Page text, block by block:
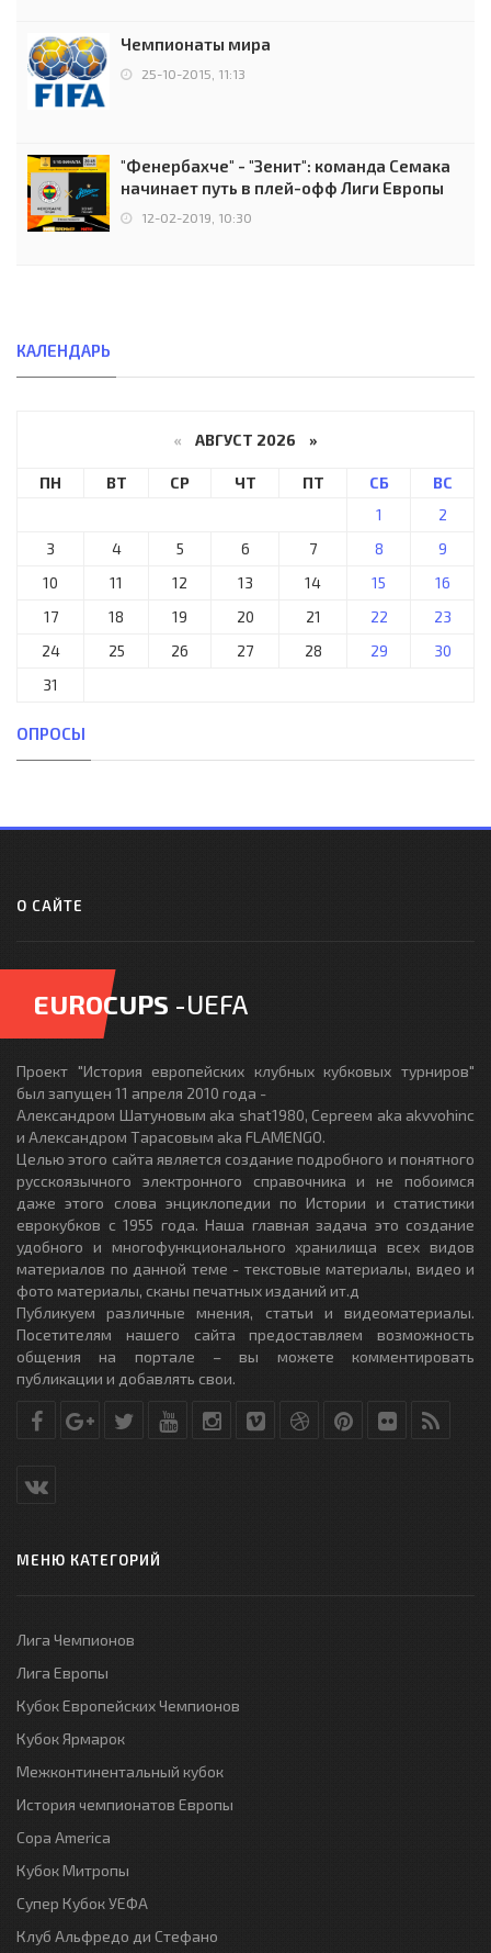
Чемпионаты мира
25-10-2015, 11:13
"Фенербахче" - "Зенит": команда Семака
начинает путь в плей-офф Лиги Европы
12-02-2019, 10:30
КАЛЕНДАРЬ
« АВГУСТ 2026 »
ПН ВТ СР ЧТ ПТ СБ
ВС
1
2
3
4 5 6 7 8
9
10
11 12 13 14 15
16
17
18 19 20 21 22
23
24
25 26 27 28 29
30
31
ОПРОСЫ
О САЙТЕ
EUROCUPS -UEFA
Проект "История европейских клубных кубковых турниров"
был запущен 11 апреля 2010 года -
Александром Шатуновым aka shat1980, Сергеем aka akvvohinc
и Александром Тарасовым aka FLAMENGO.
Целью этого сайта является создание подробного и понятного
русскоязычного электронного справочника и не побоимся
даже этого слова энциклопедии по Истории и статистики
еврокубков с 1955 года. Наша главная задача это создание
удобного и многофункционального хранилища всех видов
материалов по данной теме - текстовые материалы, видео и
фото материалы, сканы печатных изданий ит.д
Публикуем различные мнения, статьи и видеоматериалы.
Посетителям нашего сайта предоставляем возможность
общения на портале – вы можете комментировать
публикации и добавлять свои.
МЕНЮ КАТЕГОРИЙ
Лига Чемпионов
Лига Европы
Кубок Европейских Чемпионов
Кубок Ярмарок
Межконтинентальный кубок
История чемпионатов Европы
Copa America
Кубок Митропы
Супер Кубок УЕФА
Клуб Альфредо ди Стефано